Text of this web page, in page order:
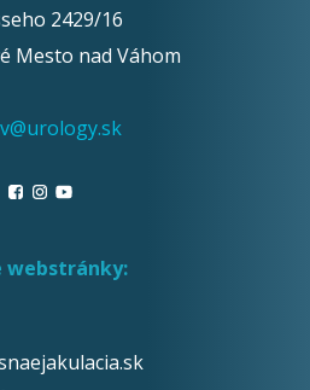
2429/16
Mesto nad Váhom
webstránky: